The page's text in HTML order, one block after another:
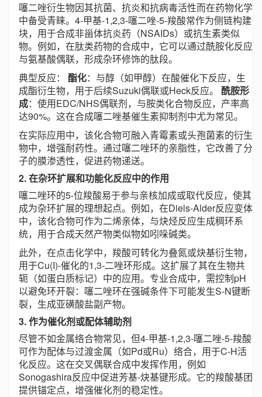
噻二唑衍生物因其抗菌、抗炎和抗病毒活性而在药物化学
中备受青睐。4-甲基-1,2,3-噻二唑-5-羧酸常作为侧链构建
块，用于合成非甾体抗炎药（NSAIDs）或抗生素类似
物。例如，在肽类药物的合成中，它可以通过酰胺化反应
与氨基酸偶联，形成杂环修饰的肽段。
典型反应： 酯化：与醇（如甲醇）在酸催化下反应，生
成酯衍生物，用于后续Suzuki偶联或Heck反应。 酰胺形
成：使用EDC/NHS偶联剂，与胺类化合物反应，产率高
达90%。这在合成噻二唑基催生素抑制剂中尤为常见。
在实际应用中，该化合物可融入青霉素或头孢菌素的衍生
物中，增强耐药性。通过噻二唑环的亲脂性，它改善了分
子的膜渗透性，促进药物递送。
2. 在杂环扩展和功能化反应中的作用
噻二唑环的5-位羧酸易于参与亲核加成或取代反应，使其
成为杂环扩展的理想起点。例如，在Diels-Alder反应变体
中，该化合物可作为二烯亲体，与炔烃反应生成稠环系
统，用于合成天然产物类似物如吲哚碱类。
此外，在点击化学中，羧酸可转化为叠氮或炔基衍生物，
用于Cu(I)-催化的1,3-二唑环形成。这扩展了其在生物共
轭（如蛋白质标记）中的应用。专业合成中，需控制pH
以避免环开裂：噻二唑环在强碱条件下可能发生S-N键断
裂，生成亚磺酸盐副产物。
3. 作为催化剂或配体辅助剂
尽管不如金属络合物常见，但4-甲基-1,2,3-噻二唑-5-羧酸
可作为配体与过渡金属（如Pd或Ru）络合，用于C-H活
化反应。这在交叉偶联合成中发挥作用，例如
Sonogashira反应中促进芳基-炔基键形成。它的羧酸基团
提供锚定点，增强催化剂的稳定性。